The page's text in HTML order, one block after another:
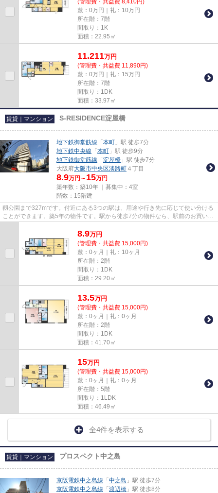
(管理費・共益費 8,410円)
敷：0万円｜礼：10万円
所在階：7階
間取り：1K
面積：22.95㎡
11.211万円
(管理費・共益費 11,890円)
敷：0万円｜礼：15万円
所在階：7階
間取り：1DK
面積：33.97㎡
賃貸｜マンション S-RESIDENCE淀屋橋
地下鉄御堂筋線 「 本町 」駅 徒歩7分
地下鉄中央線 「 本町 」駅 徒歩9分
地下鉄御堂筋線 「 淀屋橋 」駅 徒歩7分
大阪府大阪市中央区淡路町 ４丁目
8.9万円～ 15万円
築年数：築10年 ｜募集中： 4室
階数：15階建
靱公園まで327mです。付近にある3つの駅は、用途や行き先に応じて使い分ける
ことができます。築5年の物件です。駅から徒歩7分の物件なら、駅前のお買い物
8.9万円
(管理費・共益費 15,000円)
敷：0ヶ月｜礼：10ヶ月
所在階：2階
間取り：1DK
面積：29.20㎡
13.5万円
(管理費・共益費 15,000円)
敷：0ヶ月｜礼：0ヶ月
所在階：2階
間取り：1DK
面積：41.70㎡
15万円
(管理費・共益費 15,000円)
敷：0ヶ月｜礼：0ヶ月
所在階：5階
間取り：1LDK
面積：46.49㎡
全4件を表示する
賃貸｜マンション プロスペクト中之島
京阪電鉄中之島線 「 中之島 」駅 徒歩7分
京阪電鉄中之島線 「 渡辺橋 」駅 徒歩8分